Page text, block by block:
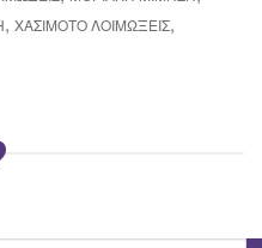
, ΧΑΣΙΜΌΤΟ ΛΟΙΜΏΞΕΙΣ,